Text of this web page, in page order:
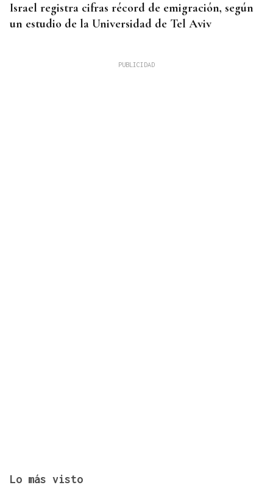
Israel registra cifras récord de emigración, según
un estudio de la Universidad de Tel Aviv
Lo más visto